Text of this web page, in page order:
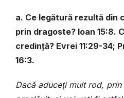
a. Ce legătură rezultă din
prin dragoste? Ioan 15:8.
credință? Evrei 11:29-34;
16:3.
Dacă aduceţi mult rod,